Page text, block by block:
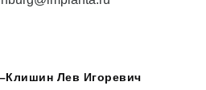
Клишин Лев Игоревич